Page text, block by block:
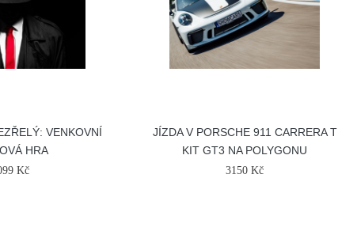
VENKOVNÍ
HRA
Kč
JÍZDA V PORSCHE 911 CARRERA T
KIT GT3 NA POLYGONU
3150 Kč